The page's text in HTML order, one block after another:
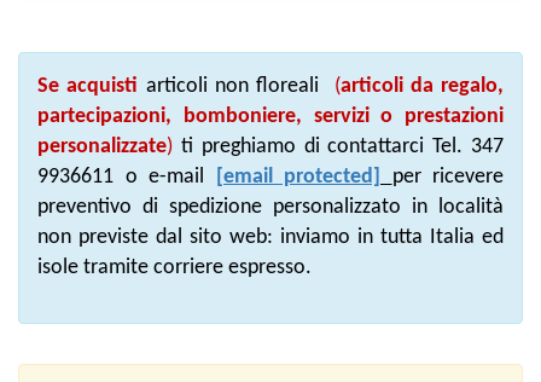
Se acquisti articoli non floreali (articoli da regalo,
partecipazioni, bomboniere, servizi o prestazioni
personalizzate) ti preghiamo di contattarci Tel. 347
9936611 o e-mail
[email protected]
per ricevere
preventivo di spedizione personalizzato in località
non previste dal sito web: inviamo in tutta Italia ed
isole tramite corriere espresso.